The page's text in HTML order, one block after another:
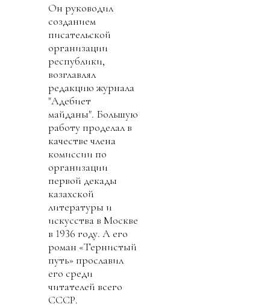
Он руководил
созданием
писательской
организации
республики,
возглавлял
редакцию журнала
"Адебиет
майданы". Большую
работу проделал в
качестве члена
комиссии по
организации
первой декады
казахской
литературы и
искусства в Москве
в 1936 году. А его
роман «Тернистый
путь» прославил
его среди
читателей всего
СССР.